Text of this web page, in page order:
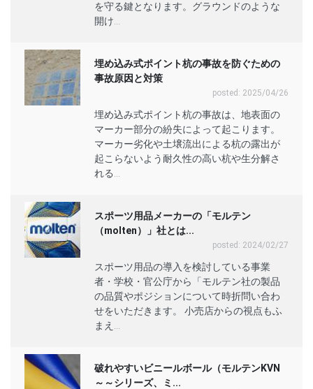
を守る鍵となります。グラウンドのような
開け...
埋め込み式ポイント杭の事故を防ぐための
事故原因と対策
posted: 2025/04/26
埋め込み式ポイント杭の事故は、地表面の
マーカー部分の紛失によって起こります。
マーカー劣化や土壌流出による杭の露出が
起こらないよう耐久性の高い杭や生分解さ
れる...
スポーツ用品メーカーの「モルテン
（molten）」社とは...
posted: 2024/02/27
スポーツ用品の導入を検討している事業
者・学校・官公庁から「モルテン社の製品
の品質やポジションについて時折問い合わ
せをいただきます。 小売店からの視点もふ
まえ...
破れやすいビニールボール（モルテンKVN
～～シリーズ、ミ...